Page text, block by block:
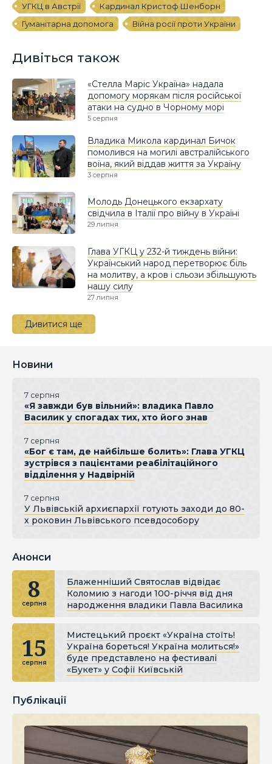
УГКЦ в Австрії
Кардинал Кристоф Шенборн
Гуманітарна допомога
Війна росії проти України
Дивіться також
«Стелла Маріс Україна» надала
допомогу морякам після російської
атаки на судно в Чорному морі
5 серпня
Владика Микола кардинал Бичок
помолився на могилі австралійського
воїна, який віддав життя за Україну
3 серпня
Молодь Донецького екзархату
свідчила в Італії про війну в Україні
29 липня
Глава УГКЦ у 232-й тиждень війни:
Український народ перетворює біль
на молитву, а кров і сльози збільшують
нашу силу
27 липня
Дивитися ще
Новини
7 серпня
«Я завжди був вільний»: владика Павло
Василик у спогадах тих, хто його знав
7 серпня
«Бог є там, де найбільше болить»: Глава УГКЦ
зустрівся з пацієнтами реабілітаційного
відділення у Надвірній
7 серпня
У Львівській архиєпархії готують заходи до 80-
х роковин Львівського псевдособору
Анонси
8
серпня
Блаженніший Святослав відвідає
Коломию з нагоди 100-річчя від дня
народження владики Павла Василика
15
серпня
Мистецький проєкт «Україна стоїть!
Україна бореться! Україна молиться!»
буде представлено на фестивалі
«Букет» у Софії Київській
Публікації